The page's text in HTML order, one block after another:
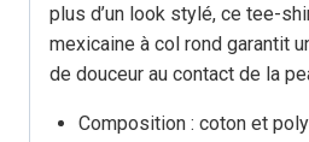
plus d’un look stylé, ce tee-
mexicaine à col rond garantit
de douceur au contact de la
Composition : coton et